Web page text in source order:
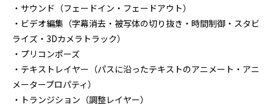
・サウンド（フェードイン・フェードアウト）
・ビデオ編集（字幕消去・被写体の切り抜き・時間制御・スタビ
ライズ・3Dカメラトラック）
・プリコンポーズ
・テキストレイヤー（パスに沿ったテキストのアニメート・アニ
メータープロパティ）
・トランジション（調整レイヤー）